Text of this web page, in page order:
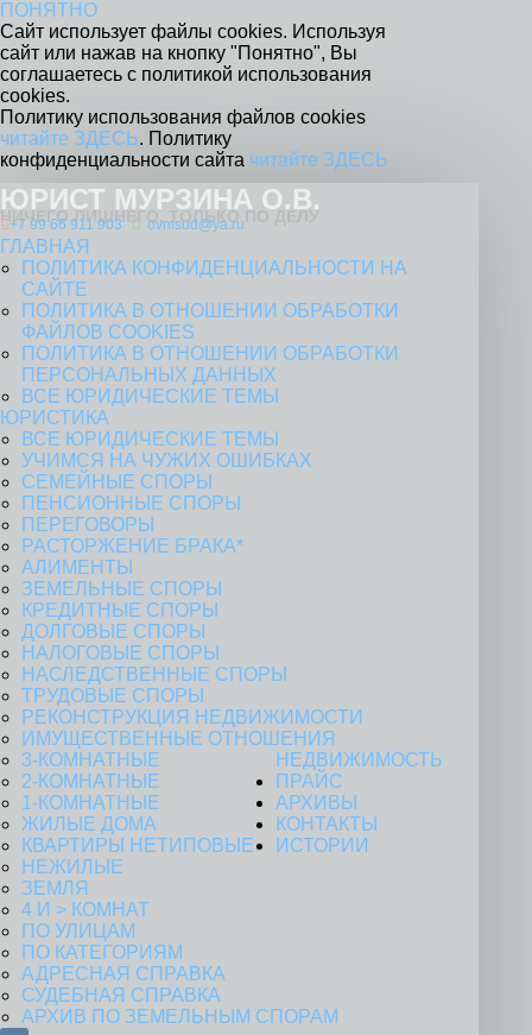
ПОНЯТНО
Сайт использует файлы cookies. Используя
сайт или нажав на кнопку "Понятно", Вы
соглашаетесь с политикой использования
cookies.
Политику использования файлов cookies
читайте ЗДЕСЬ. Политику
конфиденциальности сайта читайте ЗДЕСЬ
ЮРИСТ МУРЗИНА О.В.
НИЧЕГО ЛИШНЕГО. ТОЛЬКО ПО ДЕЛУ
+7 99 66 911 903 ovmsud@ya.ru
ГЛАВНАЯ
ПОЛИТИКА КОНФИДЕНЦИАЛЬНОСТИ НА
САЙТЕ
ПОЛИТИКА В ОТНОШЕНИИ ОБРАБОТКИ
ФАЙЛОВ COOKIES
ПОЛИТИКА В ОТНОШЕНИИ ОБРАБОТКИ
ПЕРСОНАЛЬНЫХ ДАННЫХ
ВСЕ ЮРИДИЧЕСКИЕ ТЕМЫ
ЮРИСТИКА
ВСЕ ЮРИДИЧЕСКИЕ ТЕМЫ
УЧИМСЯ НА ЧУЖИХ ОШИБКАХ
СЕМЕЙНЫЕ СПОРЫ
ПЕНСИОННЫЕ СПОРЫ
ПЕРЕГОВОРЫ
РАСТОРЖЕНИЕ БРАКА*
АЛИМЕНТЫ
ЗЕМЕЛЬНЫЕ СПОРЫ
КРЕДИТНЫЕ СПОРЫ
ДОЛГОВЫЕ СПОРЫ
НАЛОГОВЫЕ СПОРЫ
НАСЛЕДСТВЕННЫЕ СПОРЫ
ТРУДОВЫЕ СПОРЫ
РЕКОНСТРУКЦИЯ НЕДВИЖИМОСТИ
ИМУЩЕСТВЕННЫЕ ОТНОШЕНИЯ
НЕДВИЖИМОСТЬ
3-КОМНАТНЫЕ
2-КОМНАТНЫЕ
1-КОМНАТНЫЕ
ЖИЛЫЕ ДОМА
КВАРТИРЫ НЕТИПОВЫЕ
НЕЖИЛЫЕ
ЗЕМЛЯ
4 И > КОМНАТ
ПРАЙС
АРХИВЫ
ПО УЛИЦАМ
ПО КАТЕГОРИЯМ
АДРЕСНАЯ СПРАВКА
СУДЕБНАЯ СПРАВКА
АРХИВ ПО ЗЕМЕЛЬНЫМ СПОРАМ
КОНТАКТЫ
ИСТОРИИ